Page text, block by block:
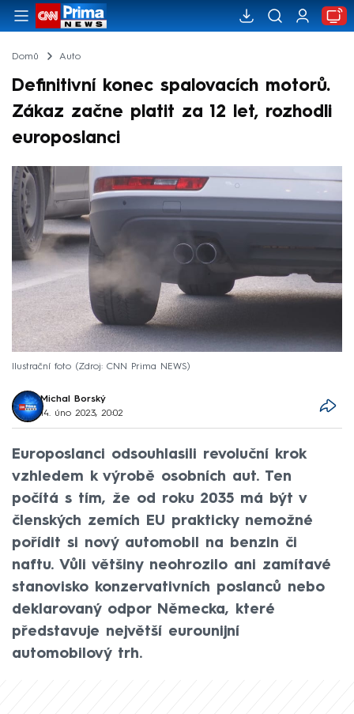
Domů Auto
Definitivní konec spalovacích motorů.
Zákaz začne platit za 12 let, rozhodli
europoslanci
Ilustrační foto Zdroj: CNN Prima NEWS
Michal Borský
14. úno 2023, 20:02
Europoslanci odsouhlasili revoluční krok
vzhledem k výrobě osobních aut. Ten
počítá s tím, že od roku 2035 má být v
členských zemích EU prakticky nemožné
pořídit si nový automobil na benzin či
naftu. Vůli většiny neohrozilo ani zamítavé
stanovisko konzervativních poslanců nebo
deklarovaný odpor Německa, které
představuje největší eurounijní
automobilový trh.